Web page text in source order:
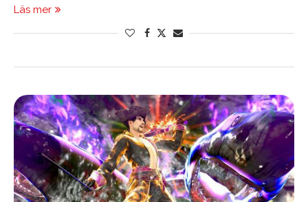
Läs mer